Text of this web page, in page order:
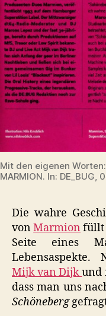
Mit den eigenen
MARMION. In: DE_BUG,
Die wahre
vonMarmion füllt
Seite eines
Lebensaspekte.
Mijk van Dijkund
dass man uns
Schöneberg